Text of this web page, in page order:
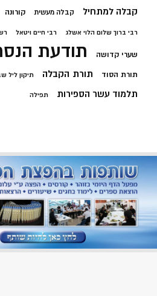
קבלה למתחיל קבלה מעשית קורונה
רבי ברוך שלום הלוי אשלג רבי חיים ויטאל
שערי קדושה תודעת
תורת הסוד תורת הקבלה תיקון ליל
תלמוד עשר הספירות תפילה